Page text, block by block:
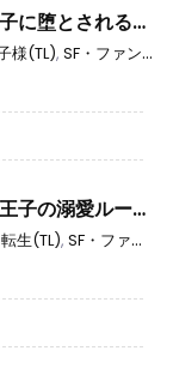
に堕とされるル
様(TL), SF・ファンタジー（TL）
子の溺愛ルート
生(TL), SF・ファンタジー（TL）